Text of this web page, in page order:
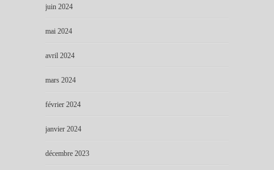
juin 2024
mai 2024
avril 2024
mars 2024
février 2024
janvier 2024
décembre 2023